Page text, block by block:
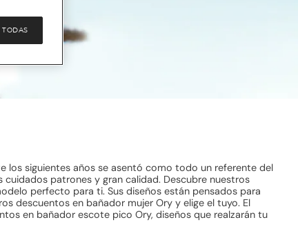
los siguientes años se asentó como todo un referente del
cuidados patrones y gran calidad. Descubre nuestros
perfecto para ti. Sus diseños están pensados para
descuentos en bañador mujer Ory y elige el tuyo. El
en bañador escote pico Ory, diseños que realzarán tu
TODAS